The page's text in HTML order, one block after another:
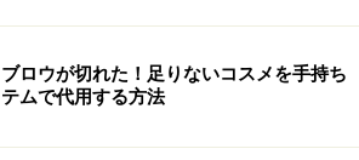
ュラルな仕上がりのコンシーラを使
ロウが切れた！足りないコスメを手持ち
ムで代用する方法